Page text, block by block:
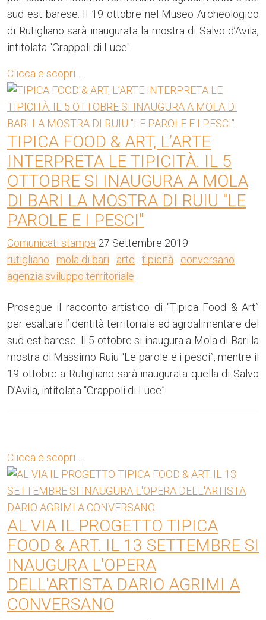
sud est barese. Il 19 ottobre nel Museo Archeologico
di Rutigliano sarà inaugurata la mostra di Salvo d’Avila,
intitolata “Grappoli di Luce".
Clicca e scopri …
TIPICA FOOD & ART, L’ARTE
INTERPRETA LE TIPICITÀ. IL 5
OTTOBRE SI INAUGURA A MOLA
DI BARI LA MOSTRA DI RUIU "LE
PAROLE E I PESCI"
Comunicati stampa 27 Settembre 2019
rutigliano
mola di bari arte tipicità
conversano
agenzia sviluppo territoriale
Prosegue il racconto artistico di “Tipica Food & Art”
per esaltare l’identità territoriale ed agroalimentare del
sud est barese. Il 5 ottobre si inaugura a Mola di Bari la
mostra di Massimo Ruiu “Le parole e i pesci”, mentre il
19 ottobre a Rutigliano sarà inaugurata quella di Salvo
D’Avila, intitolata “Grappoli di Luce”.
Clicca e scopri …
AL VIA IL PROGETTO TIPICA
FOOD & ART. IL 13 SETTEMBRE SI
INAUGURA L'OPERA
DELL'ARTISTA DARIO AGRIMI A
CONVERSANO